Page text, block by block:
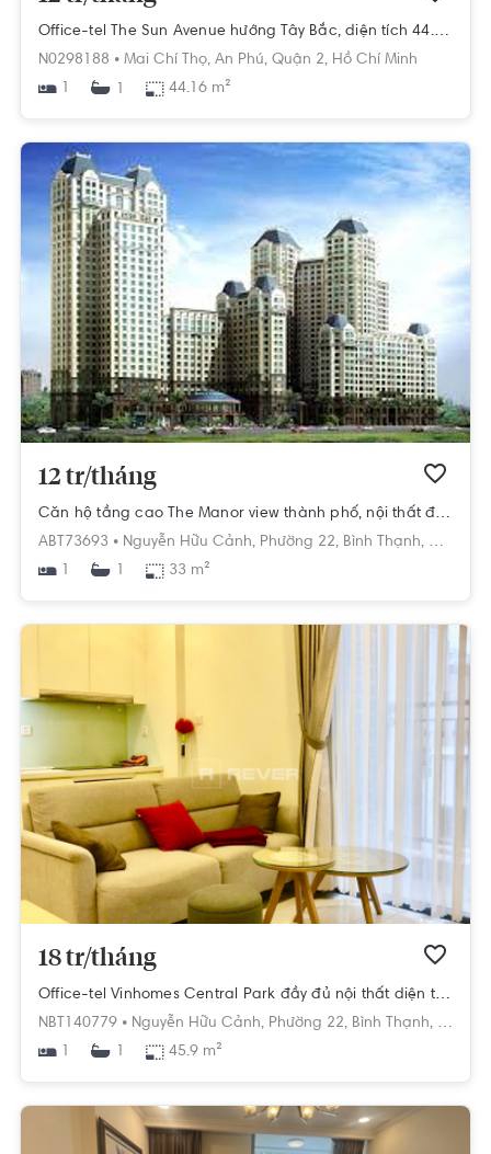
Office-tel The Sun Avenue hướng Tây Bắc, diện tích 44.16m²
N0298188 • Mai Chí Thọ, An Phú, Quận 2, Hồ Chí Minh
1
1 44.16 m²
12 tr/tháng
Căn hộ tầng cao The Manor view thành phố, nội thất đầy đủ.
ABT73693 • Nguyễn Hữu Cảnh, Phường 22, Bình Thạnh, Hồ Chí
1 33 m²
18 tr/tháng
Office-tel Vinhomes Central Park đầy đủ nội thất diện tích 45.9m².
NBT140779 • Nguyễn Hữu Cảnh, Phường 22, Bình Thạnh, Hồ Chí
1
1 45.9 m²